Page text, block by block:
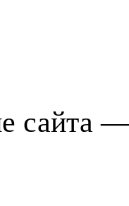
сайта